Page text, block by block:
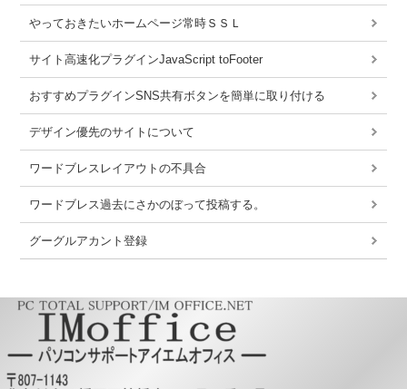
やっておきたいホームページ常時ＳＳＬ
サイト高速化プラグインJavaScript toFooter
おすすめプラグインSNS共有ボタンを簡単に取り付ける
デザイン優先のサイトについて
ワードブレスレイアウトの不具合
ワードブレス過去にさかのぼって投稿する。
グーグルアカント登録